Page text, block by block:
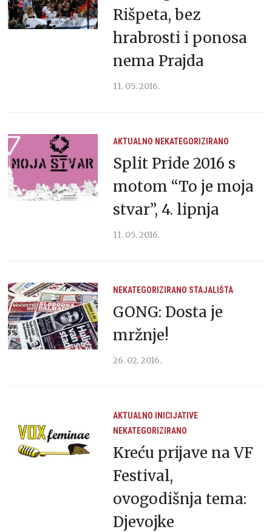
Rišpeta, bez
hrabrosti i ponosa
nema Prajda
11. 05. 2016.
AKTUALNO NEKATEGORIZIRANO
Split Pride 2016 s
motom “To je moja
stvar”, 4. lipnja
11. 05. 2016.
NEKATEGORIZIRANO STAJALIŠTA
GONG: Dosta je
mržnje!
26. 02. 2016.
AKTUALNO
INICIJATIVE
NEKATEGORIZIRANO
Kreću prijave na VF
Festival,
ovogodišnja tema:
Djevojke